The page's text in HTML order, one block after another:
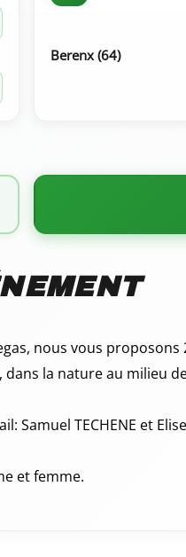
Berenx (64)
nous vous
la nature au milieu
TECHENE et
et femme.